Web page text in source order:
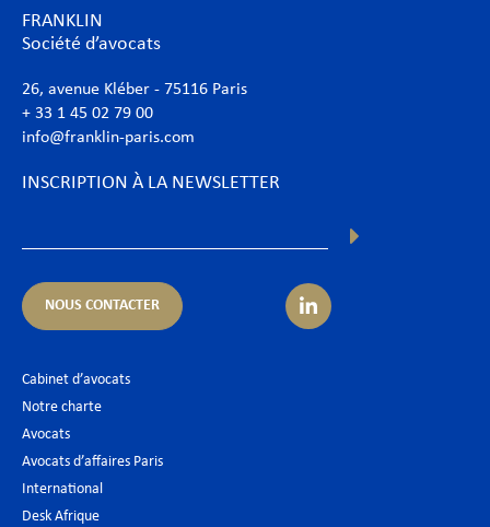
FRANKLIN
Société d’avocats
26, avenue Kléber - 75116 Paris
+ 33 1 45 02 79 00
info@franklin-paris.com
INSCRIPTION À LA NEWSLETTER
NOUS CONTACTER
Cabinet d’avocats
Notre charte
Avocats
Avocats d’affaires Paris
International
Desk Afrique